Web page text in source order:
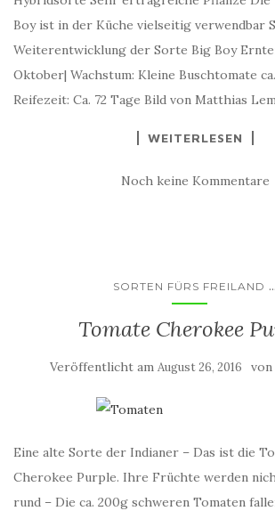
Boy ist in der Küche vielseitig verwendbar
Weiterentwicklung der Sorte Big Boy
Oktober| Wachstum: Kleine Buschtomate
Reifezeit: Ca. 72 Tage Bild von Matthias
WEITERLESEN
Noch keine Kommentare
SORTEN FÜRS FREILAND ...
Tomate Cherokee
Veröffentlicht am August 26, 2016 von
Eine alte Sorte der Indianer – Das ist die
Cherokee Purple. Ihre Früchte werden
rund – Die ca. 200g schweren Tomaten